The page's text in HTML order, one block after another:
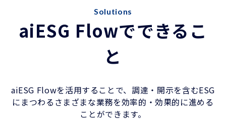
Solutions
aiESG Flowでできるこ
と
aiESG Flowを活用することで、調達・開示を含むESG
にまつわるさまざまな業務を効率的・効果的に進める
ことができます。